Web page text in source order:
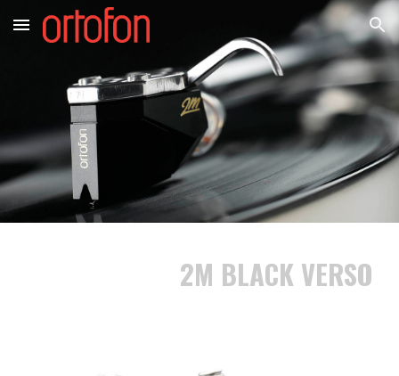
Skip to main content Skip to navigation
2M BLACK VERSO